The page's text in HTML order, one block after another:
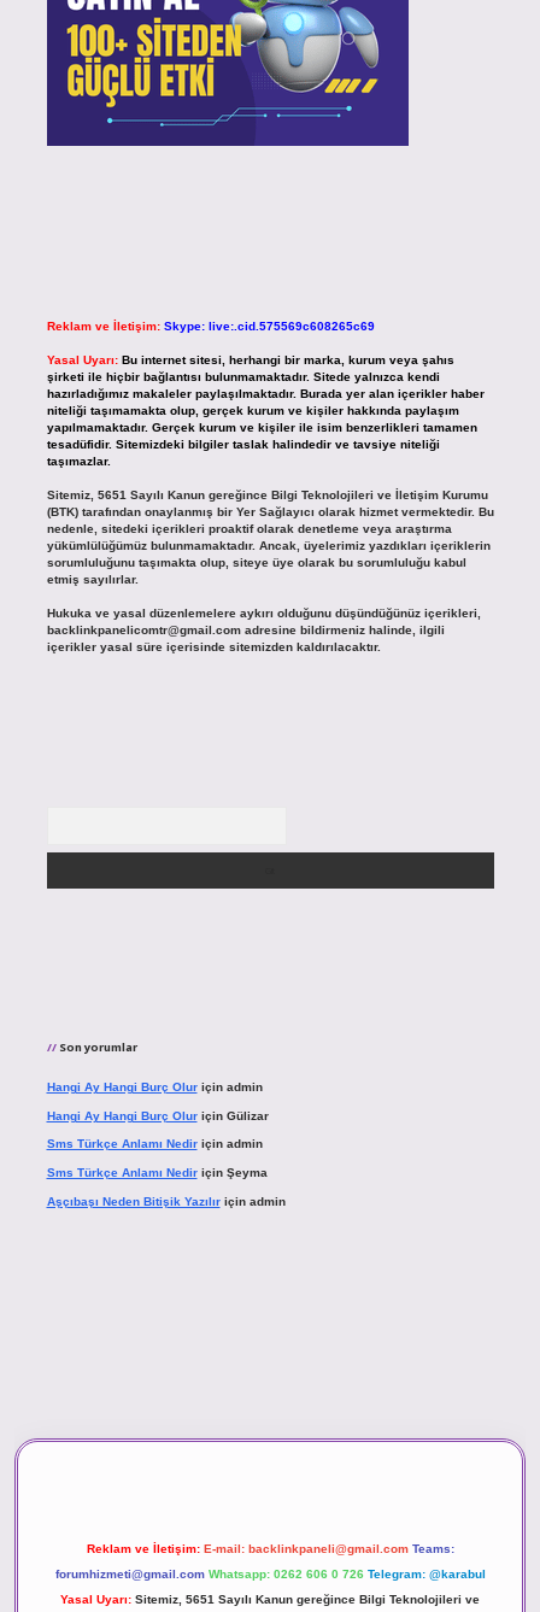
Reklam ve İletişim: Skype: live:.cid.575569c608265c69
Yasal Uyarı: Bu internet sitesi, herhangi bir marka, kurum veya şahıs
şirketi ile hiçbir bağlantısı bulunmamaktadır. Sitede yalnızca kendi
hazırladığımız makaleler paylaşılmaktadır. Burada yer alan içerikler haber
niteliği taşımamakta olup, gerçek kurum ve kişiler hakkında paylaşım
yapılmamaktadır. Gerçek kurum ve kişiler ile isim benzerlikleri tamamen
tesadüfidir. Sitemizdeki bilgiler taslak halindedir ve tavsiye niteliği
taşımazlar.
Sitemiz, 5651 Sayılı Kanun gereğince Bilgi Teknolojileri ve İletişim Kurumu
(BTK) tarafından onaylanmış bir Yer Sağlayıcı olarak hizmet vermektedir. Bu
nedenle, sitedeki içerikleri proaktif olarak denetleme veya araştırma
yükümlülüğümüz bulunmamaktadır. Ancak, üyelerimiz yazdıkları içeriklerin
sorumluluğunu taşımakta olup, siteye üye olarak bu sorumluluğu kabul
etmiş sayılırlar.
Hukuka ve yasal düzenlemelere aykırı olduğunu düşündüğünüz içerikleri,
backlinkpanelicomtr@gmail.comadresine bildirmeniz halinde, ilgili
içerikler yasal süre içerisinde sitemizden kaldırılacaktır.
Son yorumlar
Hangi Ay Hangi Burç Oluriçin admin
Hangi Ay Hangi Burç Oluriçin Gülizar
Sms Türkçe Anlamı Nediriçin admin
Sms Türkçe Anlamı Nediriçin Şeyma
Aşçıbaşı Neden Bitişik Yazılıriçin admin
Reklam ve İletişim: E-mail: backlinkpaneli@gmail.com Teams:
forumhizmeti@gmail.com Whatsapp: 0262 606 0 726 Telegram: @karabul
Yasal Uyarı: Sitemiz, 5651 Sayılı Kanun gereğince Bilgi Teknolojileri ve